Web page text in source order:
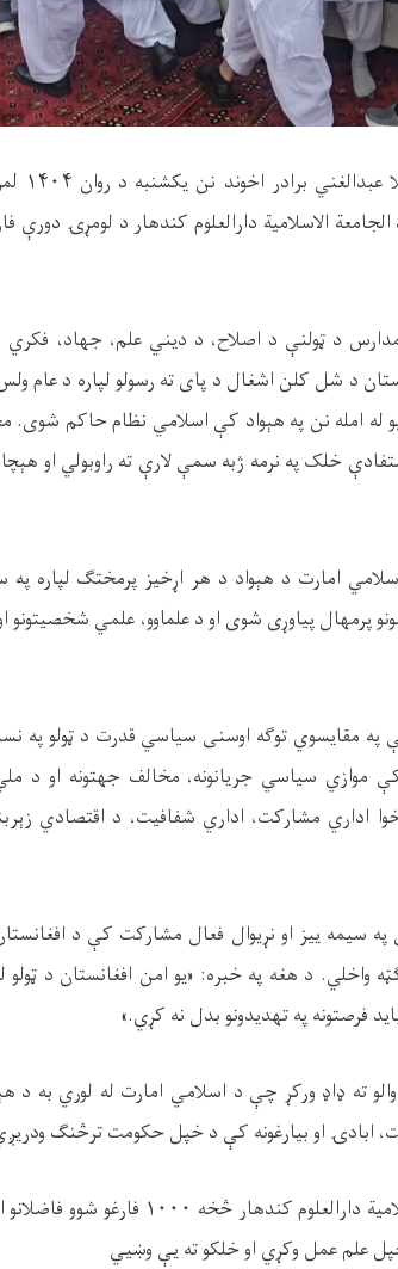
برادر اخوند نن یکشنبه د روان ۱۴۰۴
الاسلامیة دارالعلوم کندهار د لومړۍ دورې
د ټولنې د اصلاح، د دیني علم، جهاد، فکري
د شل کلن اشغال د پای ته رسولو لپاره د عام
له امله نن په هېواد کې اسلامي نظام حاکم شوی.
خلک په نرمه ژبه سمې لارې ته راوبولي او هېچا
اسلامي امارت د هېواد د هر اړخیز پرمختګ لپاره
پرمهال پياوړی شوی او د علماوو، علمي شخصیتونو
په مقایسوي توګه اوسنی سیاسي قدرت د ټولو په
سیاسي جریانونه، مخالف جهتونه او د ملي
اداري مشارکت، اداري شفافیت، د اقتصادي
سیمه ییز او نړیوال فعال مشارکت کې د
واخلي. د هغه په خبره: «یو امن افغانستان د ټولو
په تهدیدونو بدل نه کړي.»
ته ډاډ ورکړ چې د اسلامي امارت له لوري به د
ابادۍ او بیارغونه کې د خپل حکومت ترڅنګ
دارالعلوم کندهار څخه ۱۰۰۰ فارغو شوو
علم عمل وکړي او خلکو ته یې وښيي